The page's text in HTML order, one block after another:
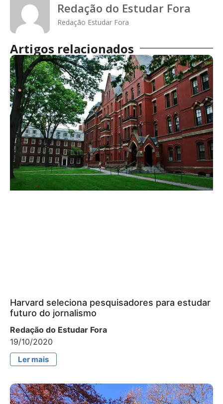
Redação do Estudar Fora
Redação Estudar Fora
Artigos relacionados
Harvard seleciona pesquisadores para estudar
futuro do jornalismo
Redação do Estudar Fora
19/10/2020
Ler mais